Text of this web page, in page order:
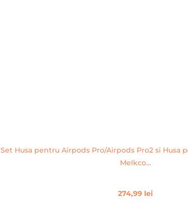
Set Husa pentru Airpods Pro/Airpods Pro2 si Husa
Melkco...
274,99 lei